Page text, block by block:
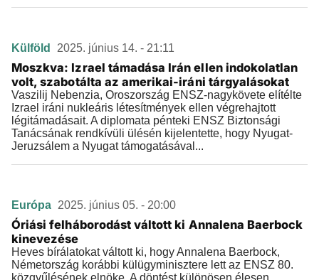
Külföld 2025. június 14. - 21:11
Moszkva: Izrael támadása Irán ellen indokolatlan
volt, szabotálta az amerikai-iráni tárgyalásokat
Vaszilij Nebenzia, Oroszország ENSZ-nagykövete elítélte
Izrael iráni nukleáris létesítmények ellen végrehajtott
légitámadásait. A diplomata pénteki ENSZ Biztonsági
Tanácsának rendkívüli ülésén kijelentette, hogy Nyugat-
Jeruzsálem a Nyugat támogatásával...
Európa 2025. június 05. - 20:00
Óriási felháborodást váltott ki Annalena Baerbock
kinevezése
Heves bírálatokat váltott ki, hogy Annalena Baerbock,
Németország korábbi külügyminisztere lett az ENSZ 80.
közgyűlésének elnöke. A döntést különösen élesen